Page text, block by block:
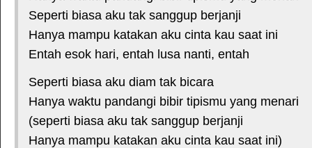
Seperti biasa aku tak sanggup berjanji
Hanya mampu katakan aku cinta kau saat ini
Entah esok hari, entah lusa nanti, entah
Seperti biasa aku diam tak bicara
Hanya waktu pandangi bibir tipismu yang menari
(seperti biasa aku tak sanggup berjanji
Hanya mampu katakan aku cinta kau saat ini)